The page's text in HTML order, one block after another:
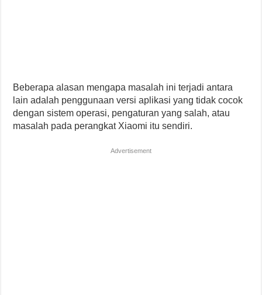
Beberapa alasan mengapa masalah ini terjadi antara
lain adalah penggunaan versi aplikasi yang tidak cocok
dengan sistem operasi, pengaturan yang salah, atau
masalah pada perangkat Xiaomi itu sendiri.
Advertisement